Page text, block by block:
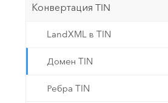
Фундаментальная
Создание
Конвертация TIN
LandXML в TIN
Домен TIN
Ребра TIN